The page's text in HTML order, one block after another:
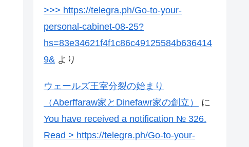
>>> https://telegra.ph/Go-to-your-
personal-cabinet-08-25?
hs=83e34621f4f1c86c49125584b636414
9& より
ウェールズ王室分裂の始まり
（Aberffaraw家とDinefawr家の創立）
に
You have received a notification № 326.
Read > https://telegra.ph/Go-to-your-